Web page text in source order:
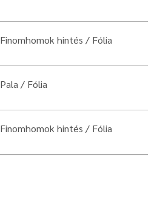
Finomhomok hintés Fólia
Pala Fólia
Finomhomok hintés Fólia